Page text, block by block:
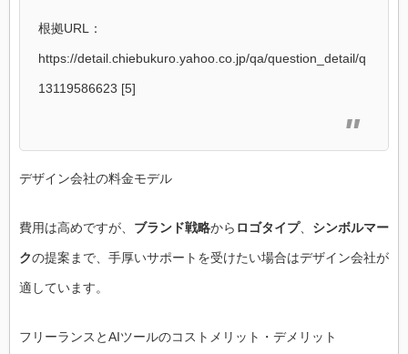
根拠URL：
https://detail.chiebukuro.yahoo.co.jp/qa/question_detail/q
13119586623 [5]
デザイン会社の料金モデル
費用は高めですが、 ブランド戦略から ロゴタイプ、 シンボルマー
クの提案まで、手厚いサポートを受けたい場合はデザイン会社が
適しています。
フリーランスとAIツールのコストメリット・デメリット